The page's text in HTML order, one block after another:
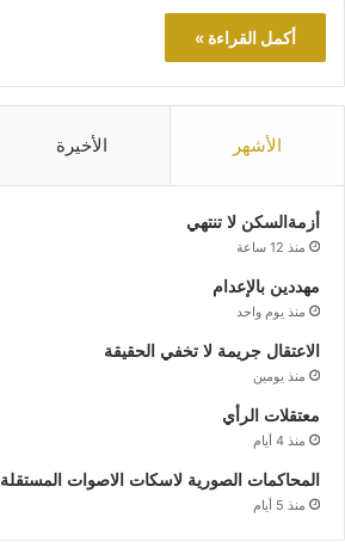
أكمل القراءة »
الأشهر الأخيرة
أزمةالسكن لا تنتهي
منذ 12 ساعة
مهددين بالإعدام
منذ يوم واحد
الاعتقال جريمة لا تخفي الحقيقة
منذ يومين
معتقلات الرأي
منذ 4 أيام
المحاكمات الصورية لاسكات الاصوات المستقلة
منذ 5 أيام